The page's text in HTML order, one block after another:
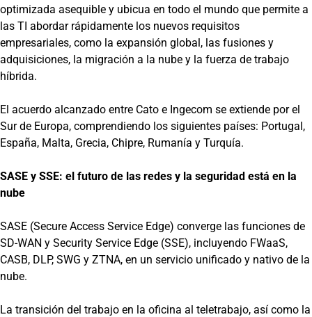
optimizada asequible y ubicua en todo el mundo que permite a
las TI abordar rápidamente los nuevos requisitos
empresariales, como la expansión global, las fusiones y
adquisiciones, la migración a la nube y la fuerza de trabajo
híbrida.
El acuerdo alcanzado entre Cato e Ingecom se extiende por el
Sur de Europa, comprendiendo los siguientes países: Portugal,
España, Malta, Grecia, Chipre, Rumanía y Turquía.
SASE y SSE: el futuro de las redes y la seguridad está en la
nube
SASE (Secure Access Service Edge) converge las funciones de
SD-WAN y Security Service Edge (SSE), incluyendo FWaaS,
CASB, DLP, SWG y ZTNA, en un servicio unificado y nativo de la
nube.
La transición del trabajo en la oficina al teletrabajo, así como la